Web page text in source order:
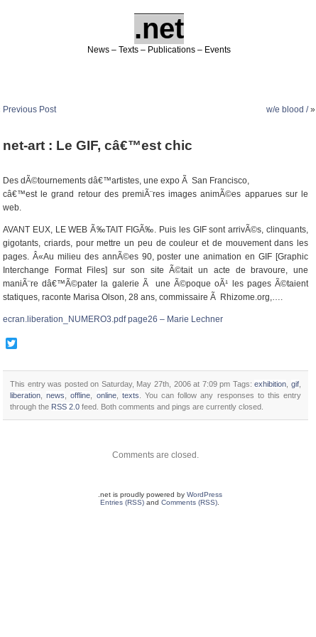
.net
News – Texts – Publications – Events
Previous Post w/e blood /»
net-art : Le GIF, câ€™est chic
Des dÃ©tournements dâ€™artistes, une expo Ã San Francisco,
câ€™est le grand retour des premiÃ¨res images animÃ©es apparues sur le
web.
AVANT EUX, LE WEB Ã‰TAIT FIGÃ‰. Puis les GIF sont arrivÃ©s, clinquants,
gigotants, criards, pour mettre un peu de couleur et de mouvement dans les
pages. Â«Au milieu des annÃ©es 90, poster une animation en GIF [Graphic
Interchange Format Files] sur son site Ã©tait un acte de bravoure, une
maniÃ¨re dâ€™Ã©pater la galerie Ã une Ã©poque oÃ¹ les pages Ã©taient
statiques, raconte Marisa Olson, 28 ans, commissaire Ã Rhizome.org,….
ecran.liberation_NUMERO3.pdf page26 – Marie Lechner
This entry was posted on Saturday, May 27th, 2006 at 7:09 pm Tags:exhibition ,gif
liberation ,news ,offline online, texts . You can follow any responses to this entry
through the RSS 2.0 feed. Both comments and pings are currently closed.
Comments are closed.
.net is proudly powered by WordPress
Entries (RSS) and Comments (RSS)